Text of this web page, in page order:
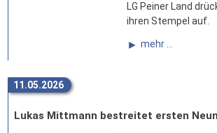
LG Peiner Land
ihren Stempel auf.
mehr ...
11.05.2026
Lukas Mittmann bestreitet ersten